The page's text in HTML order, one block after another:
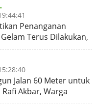
Penanganan
Terus Dilakukan,
Jalan 60 Meter untuk
Akbar, Warga